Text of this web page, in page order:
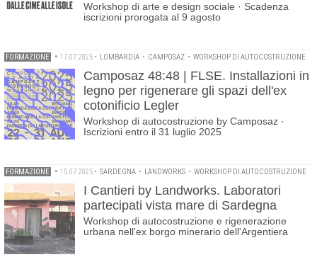
Workshop di arte e design sociale · Scadenza
iscrizioni prorogata al 9 agosto
FORMAZIONE • 17.07.2025 • LOMBARDIA • CAMPOSAZ • WORKSHOP DI AUTOCOSTRUZIONE
Camposaz 48:48 | FLSE. Installazioni in
legno per rigenerare gli spazi dell'ex
cotonificio Legler
Workshop di autocostruzione by Camposaz ·
Iscrizioni entro il 31 luglio 2025
FORMAZIONE • 15.07.2025 • SARDEGNA • LANDWORKS • WORKSHOP DI AUTOCOSTRUZIONE
I Cantieri by Landworks. Laboratori
partecipati vista mare di Sardegna
Workshop di autocostruzione e rigenerazione
urbana nell'ex borgo minerario dell'Argentiera